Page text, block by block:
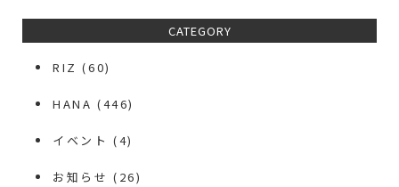
CATEGORY
RIZ (60)
HANA (446)
イベント (4)
お知らせ (26)